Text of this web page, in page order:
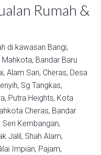
Rumah &
di kawasan Bangi,
Mahkota, Bandar Baru
Alam Sari, Cheras, Desa
Sg Tangkas,
Putra Heights, Kota
Cheras, Bandar
Seri Kembangan,
Jalil, Shah Alam,
Impian, Pajam,